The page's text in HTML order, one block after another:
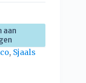
aan
, Sjaals